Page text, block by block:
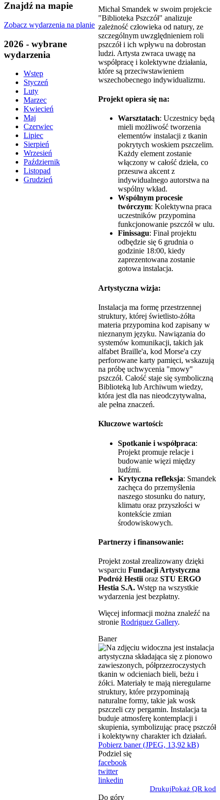
Znajdź na mapie
Zobacz wydarzenia na planie
2026 - wybrane
wydarzenia
Wstęp
Styczeń
Luty
Marzec
Kwiecień
Maj
Czerwiec
Lipiec
Sierpień
Wrzesień
Październik
Listopad
Grudzień
Michał Smandek w swoim projekcie
"Biblioteka Pszczół" analizuje
zależność człowieka od natury, ze
szczególnym uwzględnieniem roli
pszczół i ich wpływu na dobrostan
ludzi. Artysta zwraca uwagę na
współpracę i kolektywne działania,
które są przeciwstawieniem
wszechobecnego indywidualizmu.
Projekt opiera się na:
Warsztatach: Uczestnicy będą
mieli możliwość tworzenia
elementów instalacji z tkanin
pokrytych woskiem pszczelim.
Każdy element zostanie
włączony w całość dzieła, co
przesuwa akcent z
indywidualnego autorstwa na
wspólny wkład.
Wspólnym procesie
twórczym: Kolektywna praca
uczestników przypomina
funkcjonowanie pszczół w ulu.
Finissagu: Finał projektu
odbędzie się 6 grudnia o
godzinie 18:00, kiedy
zaprezentowana zostanie
gotowa instalacja.
Artystyczna wizja:
Instalacja ma formę przestrzennej
struktury, której świetlisto-żółta
materia przypomina kod zapisany w
nieznanym języku. Nawiązania do
systemów komunikacji, takich jak
alfabet Braille'a, kod Morse'a czy
perforowane karty pamięci, wskazują
na próbę uchwycenia "mowy"
pszczół. Całość staje się symboliczną
Biblioteką lub Archiwum wiedzy,
która jest dla nas nieodczytywalna,
ale pełna znaczeń.
Kluczowe wartości:
Spotkanie i współpraca:
Projekt promuje relacje i
budowanie więzi między
ludźmi.
Krytyczna refleksja: Smandek
zachęca do przemyślenia
naszego stosunku do natury,
klimatu oraz przyszłości w
kontekście zmian
środowiskowych.
Partnerzy i finansowanie:
Projekt został zrealizowany dzięki
wsparciu Fundacji Artystyczna
Podróż Hestii oraz STU ERGO
Hestia S.A. Wstęp na wszystkie
wydarzenia jest bezpłatny.
Więcej informacji można znaleźć na
stronie Rodriguez Gallery.
Baner
Pobierz baner (JPEG, 13,92 kB)
Podziel się
facebook
twitter
linkedin
DrukujPokaż QR kod
Do góry